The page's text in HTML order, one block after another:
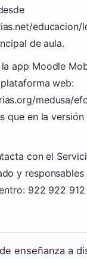
educacion/
de aula.
app Moodle
web:
medusa/
que en la versión
con el
y
922 922 912
enseñanza a